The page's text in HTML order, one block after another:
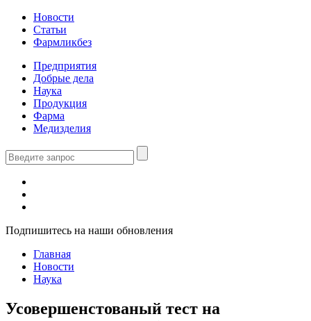
Новости
Статьи
Фармликбез
Предприятия
Добрые дела
Наука
Продукция
Фарма
Медизделия
Подпишитесь на наши обновления
Главная
Новости
Наука
Усовершенстованый тест на